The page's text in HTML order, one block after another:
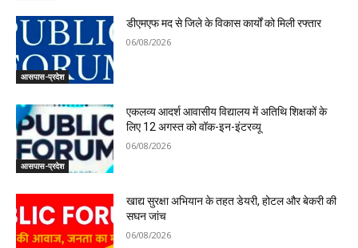
आसपास-प्रदेश
डीएमएफ मद से जिले के विकास कार्यों को मिली रफ्तार
06/08/2026
आसपास-प्रदेश
एकलव्य आदर्श आवासीय विद्यालय में अतिथि शिक्षकों के
लिए 12 अगस्त को वॉक-इन-इंटरव्यू
06/08/2026
खाद्य सुरक्षा अभियान के तहत डेयरी, होटल और बेकरी की
सघन जांच
06/08/2026